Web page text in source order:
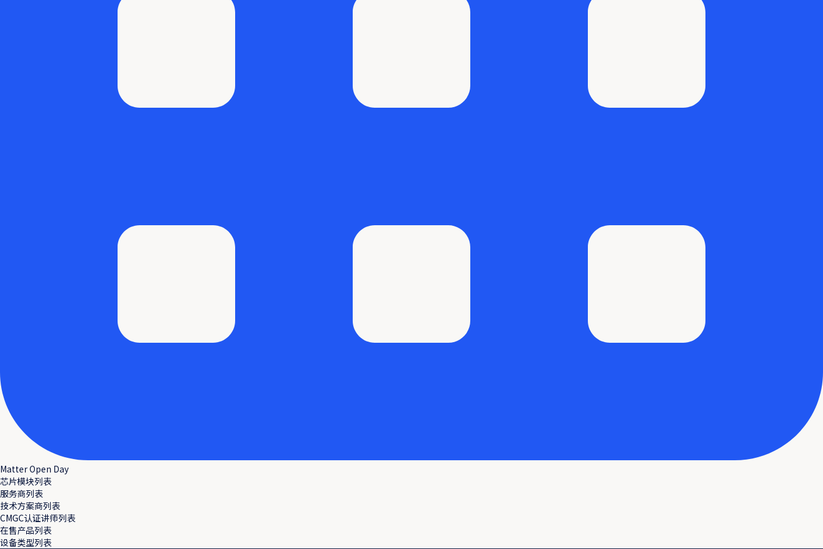
Matter Open Day
芯片模块列表
服务商列表
技术方案商列表
CMGC认证讲师列表
在售产品列表
设备类型列表